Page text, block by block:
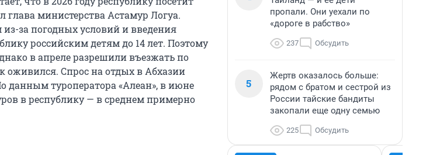
глава министерства Астамур Логуа.
за погодных условий и введения
российским детям до 14 лет. Поэтому
в апреле разрешили въезжать по
оживился. Спрос на отдых в Абхазии
данным туроператора «Алеан», в июне
в республику — в среднем примерно
пропали. Они уехали по
«дороге в рабство»
237 Обсудить
5
Жертв оказалось больше:
рядом с братом и сестрой из
России тайские бандиты
закопали еще одну семью
225 Обсудить